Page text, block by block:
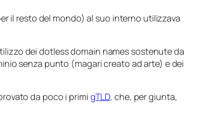
il resto del mondo) al suo interno utilizzava
deidotless domain names sostenute da
senza punto (magari creato ad arte) e dei
da poco i primi gTLD, che, per giunta,